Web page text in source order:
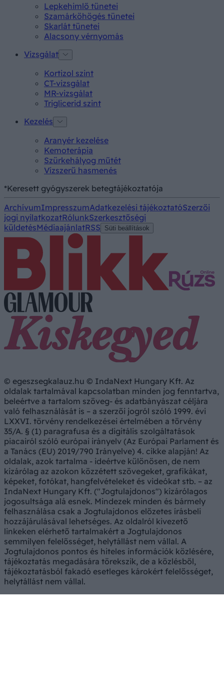
Lepkehimlő tünetei
Szamárköhögés tünetei
Skarlát tünetei
Alacsony vérnyomás
Vizsgálat
Kortizol szint
CT-vizsgálat
MR-vizsgálat
Triglicerid szint
Kezelés
Aranyér kezelése
Kemoterápia
Szürkehályog műtét
Vízszerű hasmenés
*Keresett gyógyszerek betegtájékoztatója
ArchívumImpresszumAdatkezelési tájékoztatóSzerzői
jogi nyilatkozatRólunkSzerkesztőségi
küldetésMédiaajánlatRSS Süti beállítások
© egeszsegkalauz.hu © IndaNext Hungary Kft. Az
oldalak tartalmával kapcsolatban minden jog fenntartva,
beleértve a tartalom szöveg- és adatbányászat céljára
való felhasználását is – a szerzői jogról szóló 1999. évi
LXXVI. törvény rendelkezései értelmében a törvény
35/A. § (1) paragrafusa és a digitális szolgáltatások
piacairól szóló európai irányelv (Az Európai Parlament és
a Tanács (EU) 2019/790 Irányelve) 4. cikke alapján! Az
oldalak, azok tartalma - ideértve különösen, de nem
kizárólag az azokon közzétett szövegeket, grafikákat,
képeket, fotókat, hangfelvételeket és videókat stb. – az
IndaNext Hungary Kft. ("Jogtulajdonos") kizárólagos
jogosultsága alá esnek. Mindezek minden és bármely
felhasználása csak a Jogtulajdonos előzetes írásbeli
hozzájárulásával lehetséges. Az oldalról kivezető
linkeken elérhető tartalmakért a Jogtulajdonos
semmilyen felelősséget, helytállást nem vállal. A
Jogtulajdonos pontos és hiteles információk közlésére,
tájékoztatás megadására törekszik, de a közlésből,
tájékoztatásból fakadó esetleges károkért felelősséget,
helytállást nem vállal.